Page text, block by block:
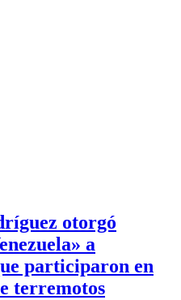
otorgó
a
participaron en
terremotos